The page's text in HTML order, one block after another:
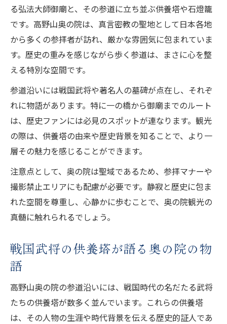
る弘法大師御廟と、その参道に立ち並ぶ供養塔や石燈籠
です。高野山奥の院は、真言密教の聖地として日本各地
から多くの参拝者が訪れ、厳かな雰囲気に包まれていま
す。歴史の重みを感じながら歩く参道は、まさに心を整
える特別な空間です。
参道沿いには戦国武将や著名人の墓碑が点在し、それぞ
れに物語があります。特に一の橋から御廟までのルート
は、歴史ファンには必見のスポットが連なります。観光
の際は、供養塔の由来や歴史背景を知ることで、より一
層その魅力を感じることができます。
注意点として、奥の院は聖域であるため、参拝マナーや
撮影禁止エリアにも配慮が必要です。静寂と歴史に包ま
れた空間を尊重し、心静かに歩むことで、奥の院観光の
真髄に触れられるでしょう。
戦国武将の供養塔が語る奥の院の物
語
高野山奥の院の参道沿いには、戦国時代の名だたる武将
たちの供養塔が数多く並んでいます。これらの供養塔
は、その人物の生涯や時代背景を伝える歴史的証人であ